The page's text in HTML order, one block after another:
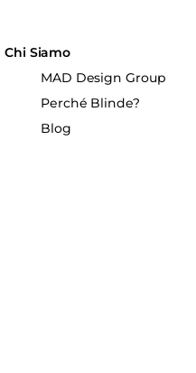
Chi Siamo
MAD Design Group
Perché Blinde?
Blog